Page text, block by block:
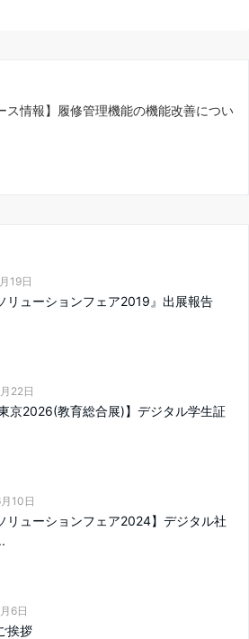
ス情報】履修管理機能の機能改善につい
19日
リューションフェア2019』出展報告
22日
東京2026(教育総合展)】デジタル学生証
10日
リューションフェア2024】デジタル社
6日
挨拶